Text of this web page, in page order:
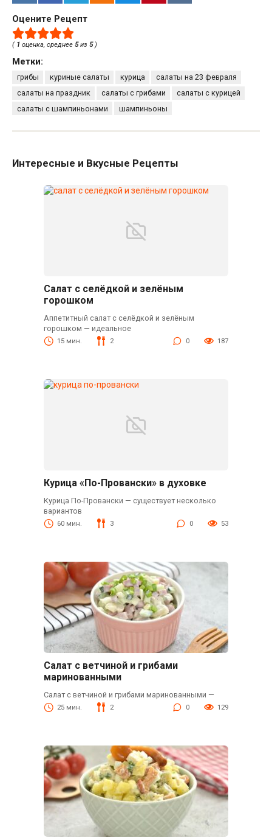
Оцените Рецепт
( 1 оценка, среднее 5из 5)
Метки:
грибы куриные салаты курица
салаты на 23 февраля
салаты на праздник
салаты с грибами
салаты с курицей
салаты с шампиньонами
шампиньоны
Интересные и Вкусные Рецепты
Салат с селёдкой и зелёным
горошком
Аппетитный салат с селёдкой и зелёным
горошком — идеальное
15 мин. 2 0 187
Курица «По-Провански» в духовке
Курица По-Провански — существует несколько
вариантов
60 мин. 3 0 53
Салат с ветчиной и грибами
маринованными
Салат с ветчиной и грибами маринованными —
25 мин. 2 0 129